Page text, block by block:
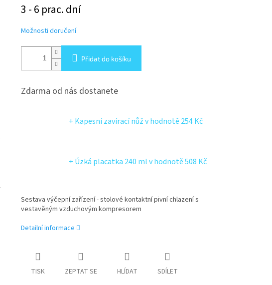
cena:
3 - 6 prac. dní
Možnosti doručení
Přidat do košíku
Zdarma od nás dostanete
+ Kapesní zavírací nůžv hodnotě 254 Kč
+ Úzká placatka 240 mlv hodnotě 508 Kč
Sestava výčepní zařízení - stolové kontaktní pivní chlazení s
vestavěným vzduchovým kompresorem
Detailní informace
TISK ZEPTAT SE HLÍDAT SDÍLET